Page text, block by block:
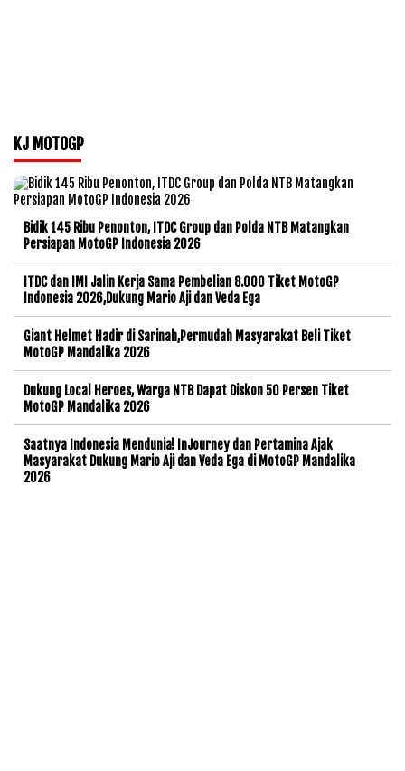
KJ MOTOGP
Bidik 145 Ribu Penonton, ITDC Group dan Polda NTB Matangkan
Persiapan MotoGP Indonesia 2026
ITDC dan IMI Jalin Kerja Sama Pembelian 8.000 Tiket MotoGP
Indonesia 2026,Dukung Mario Aji dan Veda Ega
Giant Helmet Hadir di Sarinah,Permudah Masyarakat Beli Tiket
MotoGP Mandalika 2026
Dukung Local Heroes, Warga NTB Dapat Diskon 50 Persen Tiket
MotoGP Mandalika 2026
Saatnya Indonesia Mendunia! InJourney dan Pertamina Ajak
Masyarakat Dukung Mario Aji dan Veda Ega di MotoGP Mandalika
2026